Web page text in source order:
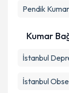
Pendik Kumar
Kumar
İstanbul
İstanbul